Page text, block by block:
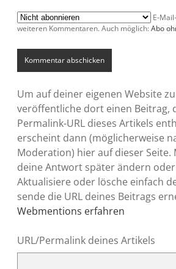
E-
weiteren Kommentaren. Auch möglich: Abo
Um auf deiner eigenen Website
veröffentliche dort einen Beitrag,
Permalink-URL dieses Artikels
erscheint dann (möglicherweise
Moderation) hier auf dieser Seite.
deine Antwort später ändern
Aktualisiere oder lösche einfach
sende die URL deines Beitrags
Webmentions erfahren
URL/Permalink deines Artikels